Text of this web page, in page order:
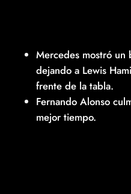
Mercedes mostró un
dejando a Lewis
frente de la tabla.
Fernando Alonso
mejor tiempo.